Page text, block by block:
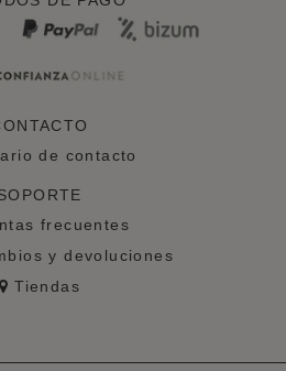
de contacto
frecuentes
y devoluciones
Tiendas